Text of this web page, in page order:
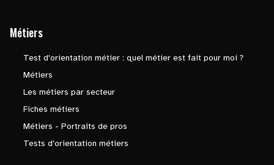
Métiers
Test d'orientation métier : quel métier est fait pour moi ?
Métiers
Les métiers par secteur
Fiches métiers
Métiers - Portraits de pros
Tests d'orientation métiers